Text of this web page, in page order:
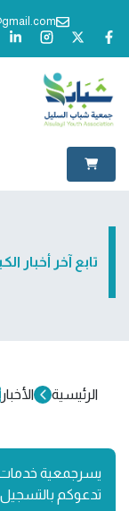
تابع آخر أخبار
الرئيسية الأخبار
يسرجمعية خدمات
تدعوكم بالتسجيل